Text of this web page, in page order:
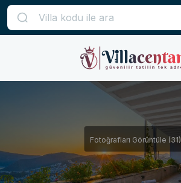
Fotoğrafları Görüntüle (31)